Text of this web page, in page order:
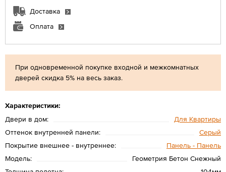
При одновременной покупке входной и межкомнатных
дверей скидка 5% на весь заказ.
Характеристики:
Двери в дом:
Для Квартиры
Оттенок внутренней панели:
Серый
Покрытие внешнее - внутреннее:
Панель - Панель
Модель:
Геометрия Бетон Снежный
Доставка
Оплата